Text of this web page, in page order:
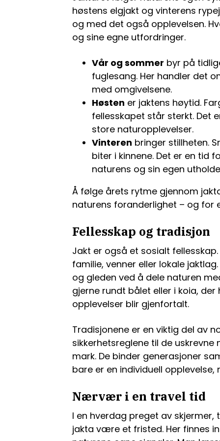
høstens elgjakt og vinterens
og med det også opplevelsen.
og sine egne utfordringer.
Vår og sommer byr på
fuglesang. Her handler det
med omgivelsene.
Høsten er jaktens høytid.
fellesskapet står sterkt. Det
store naturopplevelser.
Vinteren bringer stillheten.
biter i kinnene. Det er en tid
naturens og sin egen
Å følge årets rytme gjennom
naturens foranderlighet – og for
Fellesskap og tradisjon
Jakt er også et sosialt
familie, venner eller lokale
og gleden ved å dele naturen
gjerne rundt bålet eller i koia,
opplevelser blir gjenfortalt.
Tradisjonene er en viktig del av
sikkerhetsreglene til de
mark. De binder generasjoner
bare er en individuell
Nærvær i en travel tid
I en hverdag preget av
jakta være et fristed. Her finnes